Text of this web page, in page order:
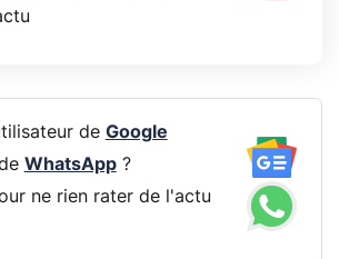
de Google
WhatsApp?
ne rien rater de l'actu